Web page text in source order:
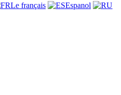
Le français
Espanol